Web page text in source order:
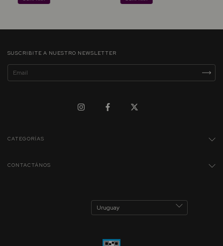
SUSCRIBITE A NUESTRO NEWSLETTER
CATEGORÍAS
CONTACTÁNOS